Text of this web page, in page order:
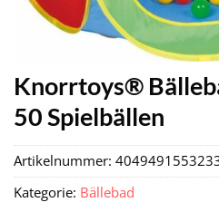
Knorrtoys®
50 Spielbällen
Artikelnummer:
Kategorie: Bällebad